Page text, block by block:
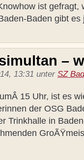
ist gefragt,
Baden gibt es
–
13:31 unter SZ
15 Uhr, ist es
der OSG
Trinkhalle in